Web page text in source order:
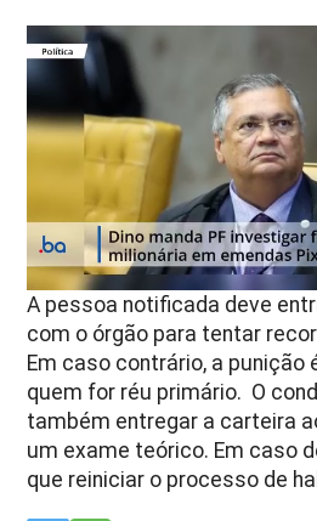
A pessoa notificada deve
com o órgão para tentar
Em caso contrário, a punição
quem for réu primário. O
também entregar a carteira
um exame teórico. Em caso
que reiniciar o processo de